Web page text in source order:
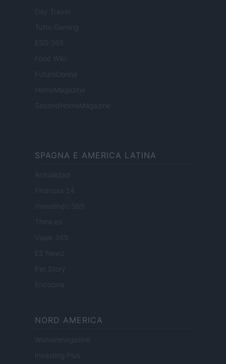
Day Travel
Tutto Gaming
ESG 365
Food Wiki
FuturoDonna
HomeMagazine
SecondHomeMagazine
SPAGNA E AMERICA LATINA
Actualidad
Finanzas 24
Investindo 365
Think.es
Viajar 365
ES Newz
Encocina
NORD AMERICA
Womanmagazine
Investing Plus